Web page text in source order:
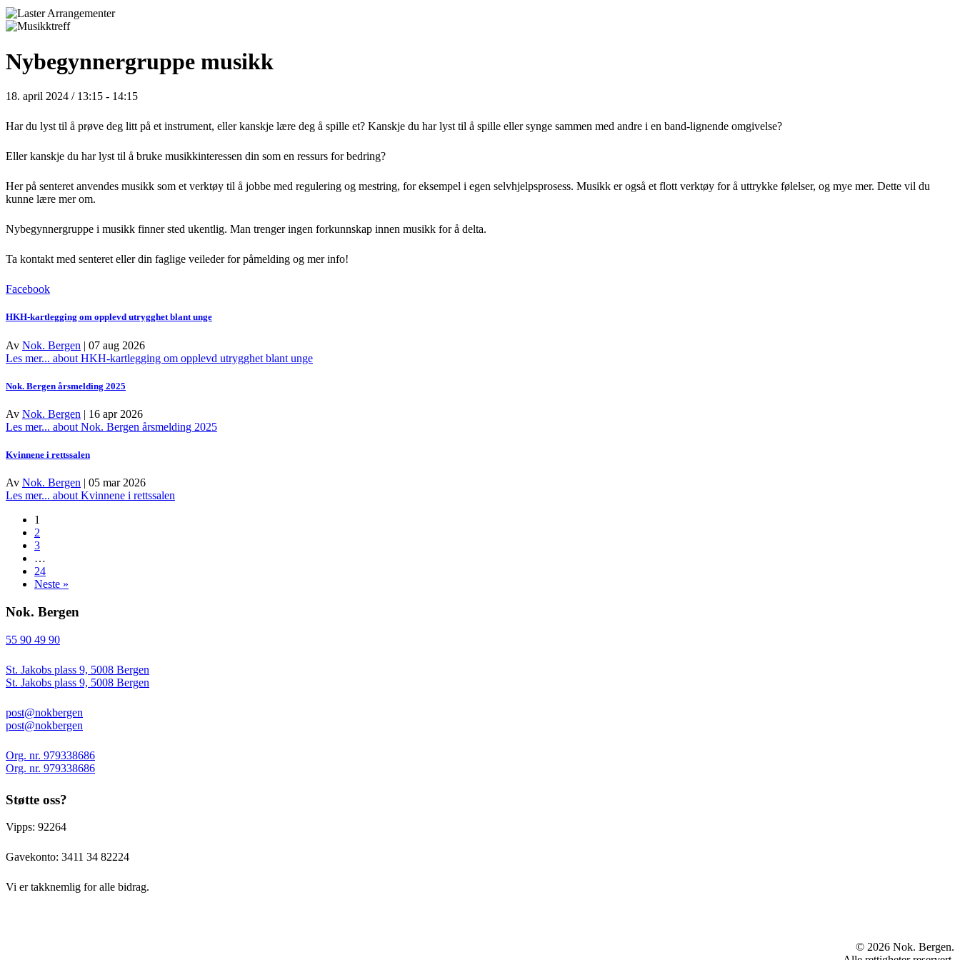
Nybegynnergruppe musikk
18. april 2024 / 13:15 - 14:15
Har du lyst til å prøve deg litt på et instrument, eller kanskje lære deg å spille et? Kanskje du har lyst til å spille eller synge sammen med andre i en band-lignende omgivelse?
Eller kanskje du har lyst til å bruke musikkinteressen din som en ressurs for bedring?
Her på senteret anvendes musikk som et verktøy til å jobbe med regulering og mestring, for eksempel i egen selvhjelpsprosess. Musikk er også et flott verktøy for å uttrykke følelser, og mye mer. Dette vil du
kunne lære mer om.
Nybegynnergruppe i musikk finner sted ukentlig. Man trenger ingen forkunnskap innen musikk for å delta.
Ta kontakt med senteret eller din faglige veileder for påmelding og mer info!
Facebook
HKH-kartlegging om opplevd utrygghet blant unge
Av Nok. Bergen | 07 aug 2026
Les mer... about HKH-kartlegging om opplevd utrygghet blant unge
Nok. Bergen årsmelding 2025
Av Nok. Bergen | 16 apr 2026
Les mer... about Nok. Bergen årsmelding 2025
Kvinnene i rettssalen
Av Nok. Bergen | 05 mar 2026
Les mer... about Kvinnene i rettssalen
1
2
3
…
24
Neste »
Nok. Bergen
55 90 49 90
St. Jakobs plass 9, 5008 Bergen
St. Jakobs plass 9, 5008 Bergen
post@nokbergen
post@nokbergen
Org. nr. 979338686
Org. nr. 979338686
Støtte oss?
Vipps: 92264
Gavekonto: 3411 34 82224
Vi er takknemlig for alle bidrag.
© 2026 Nok. Bergen.